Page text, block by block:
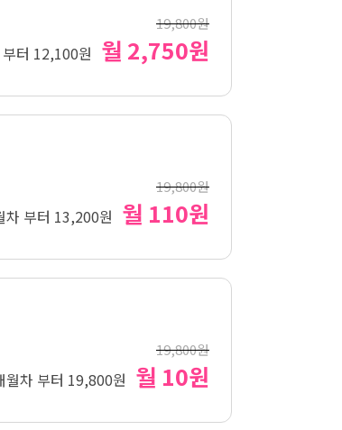
19,800원
터 12,100원 월 2,750원
19,800원
차 부터 13,200원 월 110원
19,800원
월차 부터 19,800원 월 10원